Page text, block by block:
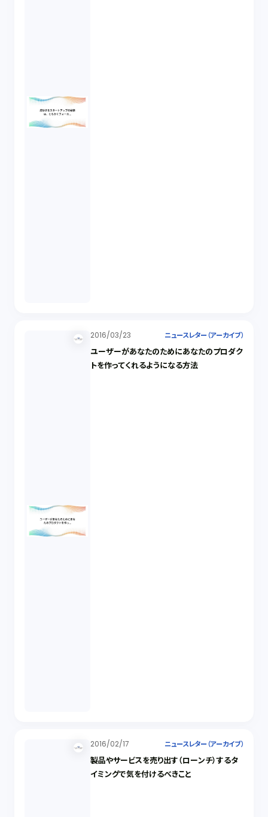
2016/03/23 ニュースレター（アーカイブ）
ユーザーがあなたのためにあなたのプロダク
トを作ってくれるようになる方法
2016/02/17 ニュースレター（アーカイブ）
製品やサービスを売り出す（ローンチ）するタ
イミングで気を付けるべきこと